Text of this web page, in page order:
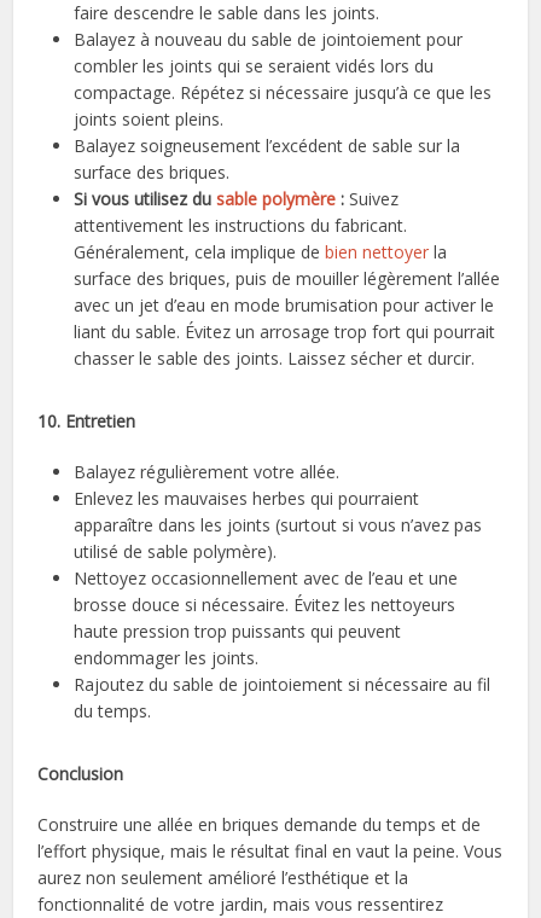
faire descendre le sable dans les joints.
Balayez à nouveau du sable de jointoiement pour
combler les joints qui se seraient vidés lors du
compactage. Répétez si nécessaire jusqu’à ce que les
joints soient pleins.
Balayez soigneusement l’excédent de sable sur la
surface des briques.
Si vous utilisez dusable polymère : Suivez
attentivement les instructions du fabricant.
Généralement, cela implique debien nettoyer la
surface des briques, puis de mouiller légèrement l’allée
avec un jet d’eau en mode brumisation pour activer le
liant du sable. Évitez un arrosage trop fort qui pourrait
chasser le sable des joints. Laissez sécher et durcir.
10. Entretien
Balayez régulièrement votre allée.
Enlevez les mauvaises herbes qui pourraient
apparaître dans les joints (surtout si vous n’avez pas
utilisé de sable polymère).
Nettoyez occasionnellement avec de l’eau et une
brosse douce si nécessaire. Évitez les nettoyeurs
haute pression trop puissants qui peuvent
endommager les joints.
Rajoutez du sable de jointoiement si nécessaire au fil
du temps.
Conclusion
Construire une allée en briques demande du temps et de
l’effort physique, mais le résultat final en vaut la peine. Vous
aurez non seulement amélioré l’esthétique et la
fonctionnalité de votre jardin, mais vous ressentirez